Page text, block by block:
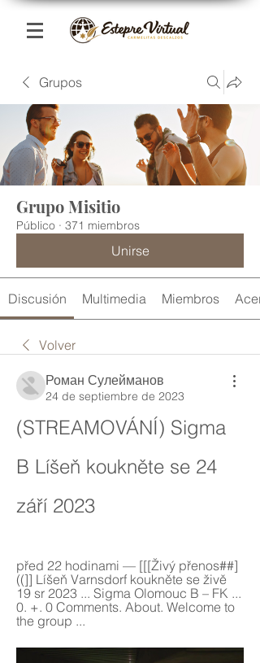
Grupos
Grupo Misitio
Público · 371 miembros
Unirse
Discusión Multimedia Miembros
Volver
Роман Сулейманов
24 de septiembre de 2023
(STREAMOVÁNÍ) Sigma
B Líšeň koukněte se 24
září 2023
před 22 hodinami — [[[Živý přenos##]
((]] Líšeň Varnsdorf koukněte se živě
19 sr 2023 ... Sigma Olomouc B – FK ...
0. +. 0 Comments. About. Welcome to
the group ...